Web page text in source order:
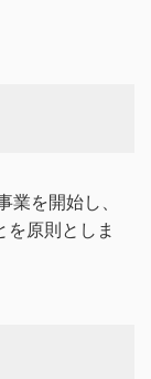
を開始し、
を原則としま